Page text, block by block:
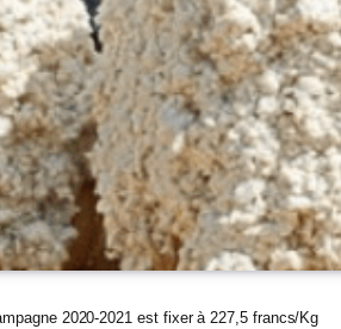
2020-2021 est fixer à 227,5 francs/Kg